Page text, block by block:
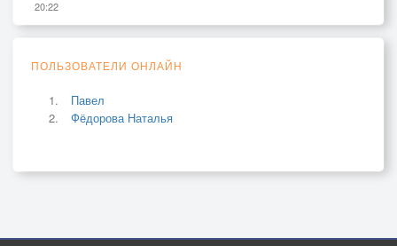
20:22
ПОЛЬЗОВАТЕЛИ ОНЛАЙН
Павел
Фёдорова Наталья